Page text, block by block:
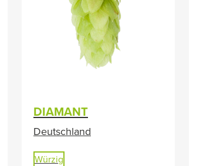
DIAMANT
Deutschland
Würzig